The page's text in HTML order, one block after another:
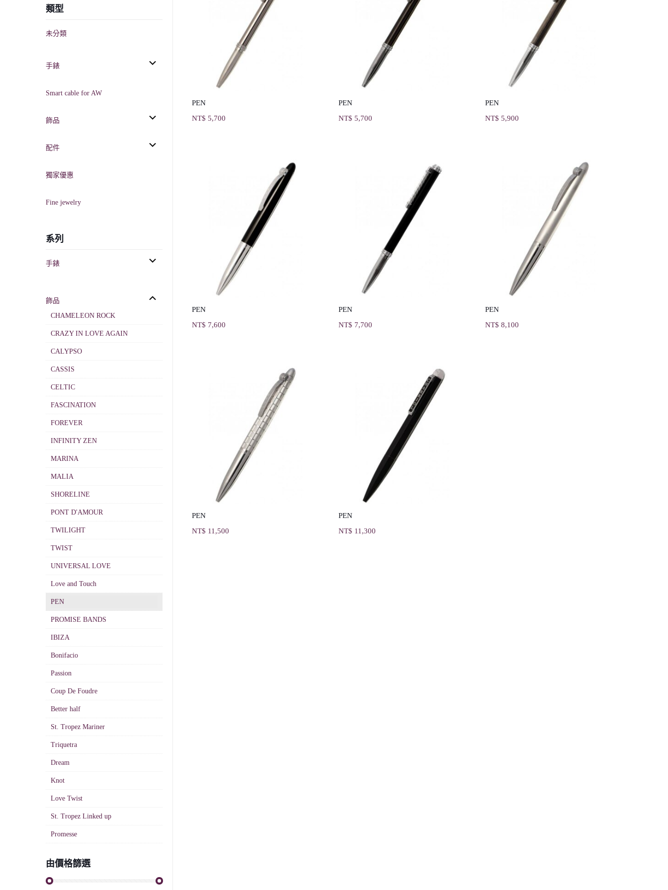
PEN
NT$ 5,700
PEN
NT$ 5,700
PEN
NT$ 5,900
PEN
NT$ 7,600
PEN
NT$ 7,700
PEN
NT$ 8,100
PEN
NT$ 11,500
PEN
NT$ 11,300
類型
未分類
手錶
Smart cable for AW
飾品
配件
獨家優惠
Fine jewelry
系列
手錶
飾品
CHAMELEON ROCK
CRAZY IN LOVE AGAIN
CALYPSO
CASSIS
CELTIC
FASCINATION
FOREVER
INFINITY ZEN
MARINA
MALIA
SHORELINE
PONT D'AMOUR
TWILIGHT
TWIST
UNIVERSAL LOVE
Love and Touch
PEN
PROMISE BANDS
IBIZA
Bonifacio
Passion
Coup De Foudre
Better half
St. Tropez Mariner
Triquetra
Dream
Knot
Love Twist
St. Tropez Linked up
Promesse
由價格篩選